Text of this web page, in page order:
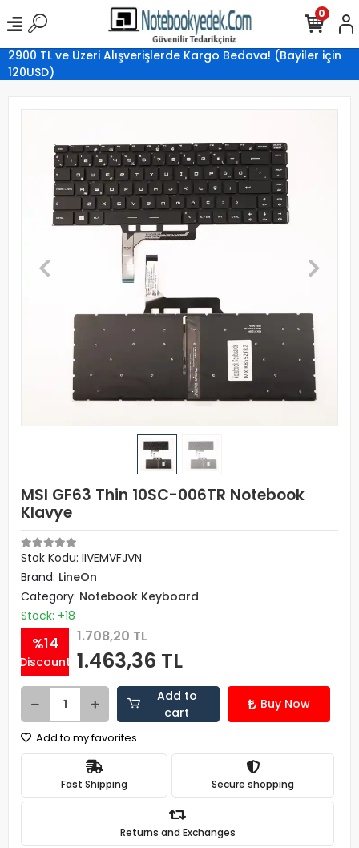
2900 TL ve Üzeri Alışverişlerde Kargo Bedava! (Bayiler için
120USD)
0
MSI GF63 Thin 10SC-006TR Notebook
Klavye
Stok Kodu: IIVEMVFJVN
Brand: LineOn
Category: Notebook Keyboard
Stock: +18
%14
Discount
1.708,20 TL
1.463,36 TL
Add to
cart
Buy Now
Add to my favorites
Fast Shipping Secure shopping
Returns and Exchanges